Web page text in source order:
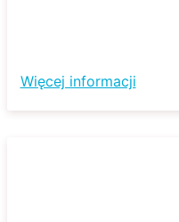
Więcej informacji